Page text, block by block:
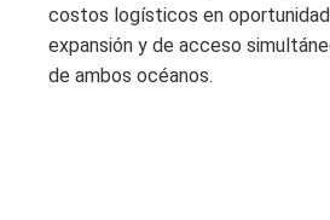
costos logísticos en
expansión y de acceso
de ambos océanos.